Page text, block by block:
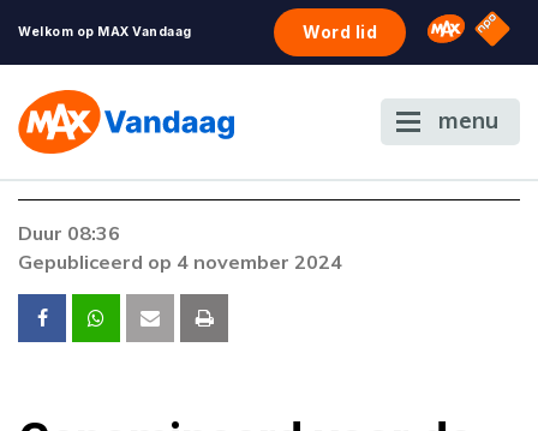
Welkom op MAX Vandaag Word lid Omroep
NPO
menu
Er is een licentie-fout opgetreden. Als het
contact op met onze klantenservice.
Duur 08:36
Gepubliceerd op 4 november 2024